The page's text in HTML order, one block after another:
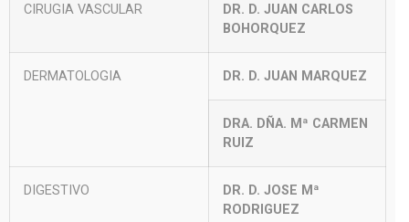
CIRUGIA VASCULAR
DR. D. JUAN CARLOS
BOHORQUEZ
DERMATOLOGIA DR. D. JUAN MARQUEZ
DRA. DÑA. Mª CARMEN
RUIZ
DIGESTIVO
DR. D. JOSE Mª
RODRIGUEZ